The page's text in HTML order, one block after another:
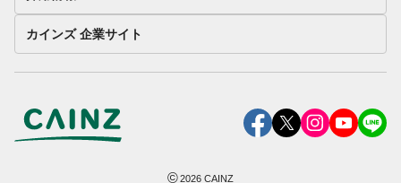
カインズ 企業サイト
©2026 CAINZ